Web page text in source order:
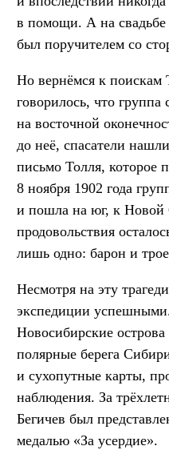
в помощи. А на свадьбе
был поручителем со
Но вернёмся к поискам
говорилось, что группа
на восточной
до неё, спасатели
письмо Толля, которое
8 ноября 1902 года
и пошла на юг, к Новой
продовольствия
лишь одно: барон и
Несмотря на эту
экспедиции
Новосибирские
полярные берега
и сухопутные карты,
наблюдения. За
Бегичев был
медалью «За усердие».